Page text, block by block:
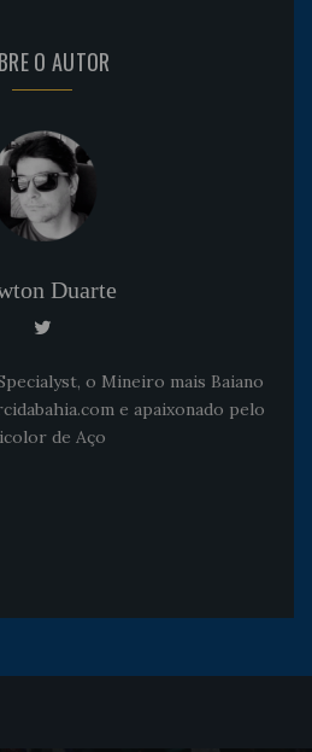
O AUTOR
Duarte
o Mineiro mais Baiano
e apaixonado pelo
de Aço